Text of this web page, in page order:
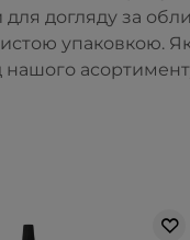
догляду за
упаковкою.
нашого